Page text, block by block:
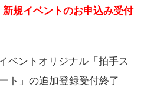
規イベントのお申込み受付
ベントオリジナル「拍手ス
ト」の追加登録受付終了